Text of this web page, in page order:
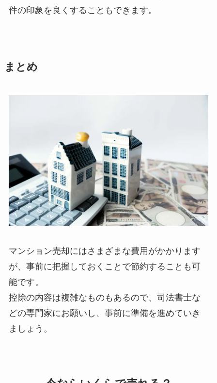
件の印象を良くすることもできます。
まとめ
マンション売却にはさまざまな費用がかかります
が、事前に把握しておくことで節約することも可
能です。
控除の内容は複雑なものもあるので、司法書士な
どの専門家にお願いし、事前に準備を進めていき
ましょう。